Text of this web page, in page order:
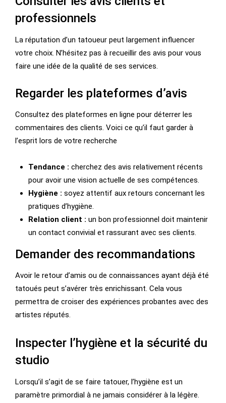
professionnels
La réputation d’un tatoueur peut largement influencer
votre choix. N’hésitez pas à recueillir des avis pour vous
faire une idée de la qualité de ses services.
Regarder les plateformes d’avis
Consultez des plateformes en ligne pour déterrer les
commentaires des clients. Voici ce qu’il faut garder à
l’esprit lors de votre recherche
Tendance : cherchez des avis relativement récents
pour avoir une vision actuelle de ses compétences.
Hygiène : soyez attentif aux retours concernant les
pratiques d’hygiène.
Relation client : un bon professionnel doit maintenir
un contact convivial et rassurant avec ses clients.
Demander des recommandations
Avoir le retour d’amis ou de connaissances ayant déjà été
tatoués peut s’avérer très enrichissant. Cela vous
permettra de croiser des expériences probantes avec des
artistes réputés.
Inspecter l’hygiène et la sécurité du
studio
Lorsqu’il s’agit de se faire tatouer, l’hygiène est un
paramètre primordial à ne jamais considérer à la légère.